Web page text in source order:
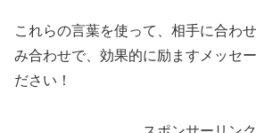
これらの言葉を使って、相手に合わ
み合わせで、効果的に励ますメッセ
ださい！